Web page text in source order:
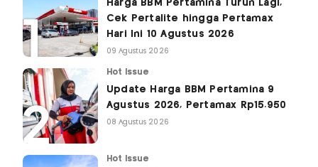
Harga BBM Pertamina Turun Lagi,
Cek Pertalite hingga Pertamax
Hari Ini 10 Agustus 2026
09 Agustus 2026
Hot Issue
Update Harga BBM Pertamina 9
Agustus 2026, Pertamax Rp15.950
08 Agustus 2026
Hot Issue